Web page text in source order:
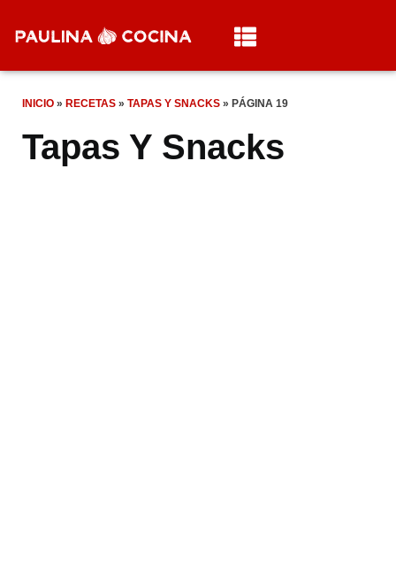
INICIO » RECETAS » TAPAS Y SNACKS » PÁGINA 19
Tapas Y Snacks